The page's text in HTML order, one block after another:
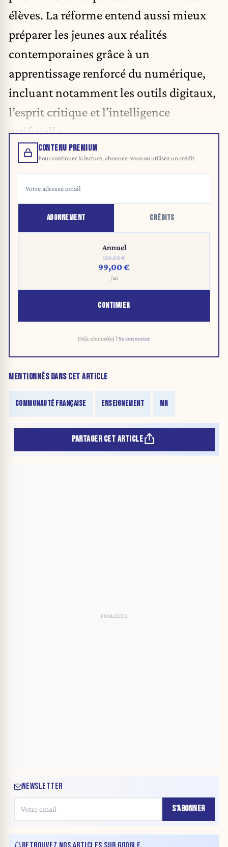
élèves. La réforme entend aussi mieux
préparer les jeunes aux réalités
contemporaines grâce à un
apprentissage renforcé du numérique,
incluant notamment les outils digitaux,
l’esprit critique et l’intelligence
artificielle.
CONTENU PREMIUM
Pour continuer la lecture, abonnez-vous ou utilisez un crédit.
ABONNEMENT CRÉDITS
Annuel
120,00 €
99,00 €
/an
CONTINUER
Déjà abonné(e) ?Se connecter
MENTIONNÉS DANS CET ARTICLE
COMMUNAUTÉ FRANÇAISE ENSEIGNEMENT MR
PARTAGER CET ARTICLE
NEWSLETTER
S'ABONNER